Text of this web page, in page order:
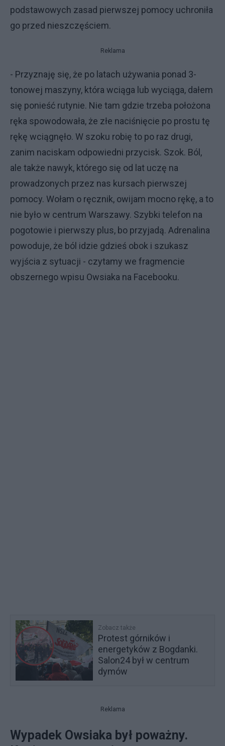
podstawowych zasad pierwszej pomocy uchroniła
go przed nieszczęściem.
Reklama
- Przyznaję się, że po latach używania ponad 3-
tonowej maszyny, która wciąga lub wyciąga, dałem
się ponieść rutynie. Nie tam gdzie trzeba położona
ręka spowodowała, że złe naciśnięcie po prostu tę
rękę wciągnęło. W szoku robię to po raz drugi,
zanim naciskam odpowiedni przycisk. Szok. Ból,
ale także nawyk, którego się od lat uczę na
prowadzonych przez nas kursach pierwszej
pomocy. Wołam o ręcznik, owijam mocno rękę, a to
nie było w centrum Warszawy. Szybki telefon na
pogotowie i pierwszy plus, bo przyjadą. Adrenalina
powoduje, że ból idzie gdzieś obok i szukasz
wyjścia z sytuacji - czytamy we fragmencie
obszernego wpisu Owsiaka na Facebooku.
Zobacz także
Protest górników i
energetyków z Bogdanki.
Salon24 był w centrum
dymów
Reklama
Wypadek Owsiaka był poważny.